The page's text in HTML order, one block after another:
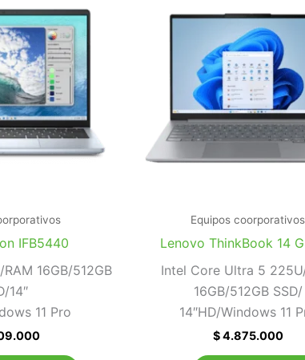
IFB5440
16GB/512GB
14″
11 Pro
Equipos coorporativos
Lenovo ThinkBook 14
Intel Core Ultra 5
16GB/512GB SSD/
14″HD/Windows 11
$4.875.000